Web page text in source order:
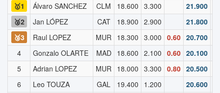
🥇1
Álvaro SANCHEZ CLM 18.600 3.300 21.900
🥈2
Jan LÓPEZ CAT 18.900 2.900 21.800
🥉3
Raul LOPEZ MUR 18.300 3.000 0.60 20.700
4
Gonzalo OLARTE MAD 18.600 2.100 0.60 20.100
5
Adrian LOPEZ MUR 18.000 3.300 0.80 20.500
6
Leo TOUZA GAL 19.400 1.200 20.600